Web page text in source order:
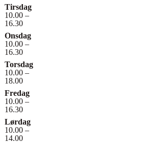
Tirsdag
10.00 –
16.30
Onsdag
10.00 –
16.30
Torsdag
10.00 –
18.00
Fredag
10.00 –
16.30
Lørdag
10.00 –
14.00